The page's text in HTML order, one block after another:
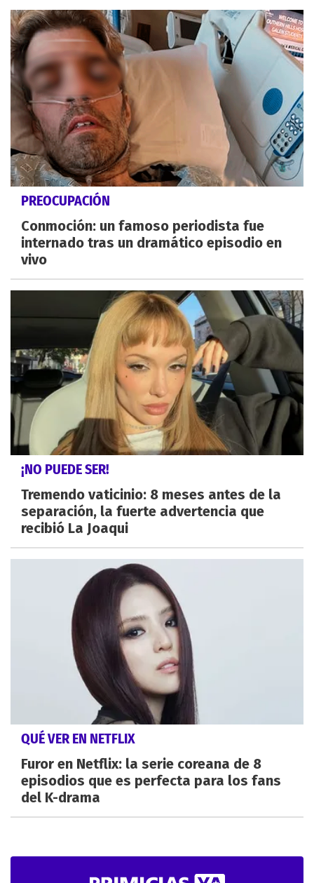
PREOCUPACIÓN
Conmoción: un famoso periodista fue
internado tras un dramático episodio en
vivo
¡NO PUEDE SER!
Tremendo vaticinio: 8 meses antes de la
separación, la fuerte advertencia que
recibió La Joaqui
QUÉ VER EN NETFLIX
Furor en Netflix: la serie coreana de 8
episodios que es perfecta para los fans
del K-drama